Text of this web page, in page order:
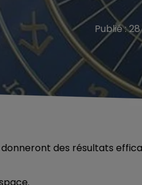
Publié :
des résultats